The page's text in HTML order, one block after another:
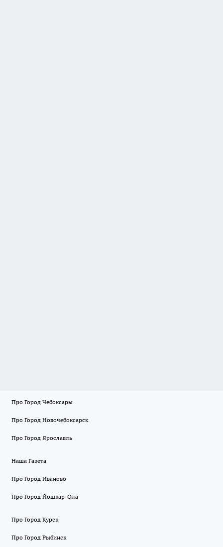
Про Город Чебоксары
Про Город Новочебоксарск
Про Город Ярославль
Наша Газета
Про Город Иваново
Про Город Йошкар-Ола
Про Город Курск
Про Город Рыбинск